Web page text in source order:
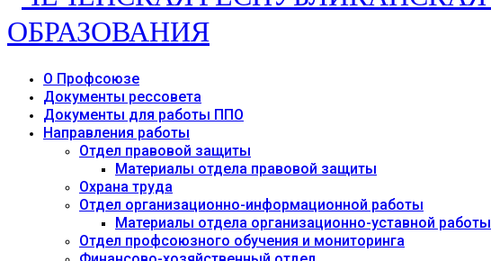
О Профсоюзе
Документы рессовета
Документы для работы ППО
Направления работы
Отдел правовой защиты
Материалы отдела правовой защиты
Охрана труда
Отдел организационно-информационной работы
Материалы отдела организационно-уставной работы
Отдел профсоюзного обучения и мониторинга